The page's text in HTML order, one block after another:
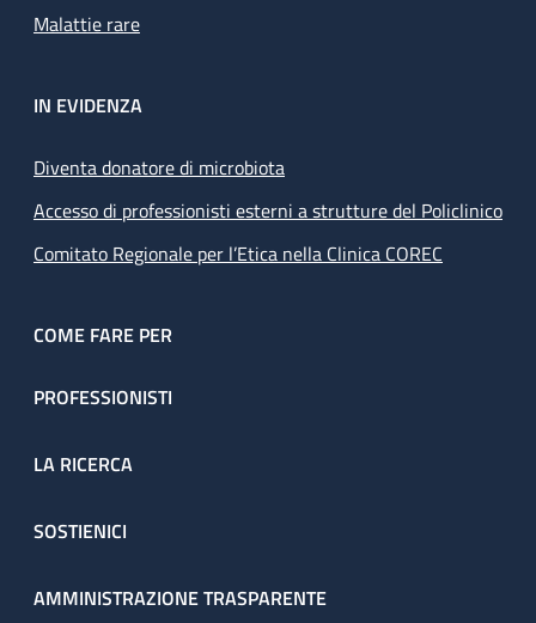
Malattie rare
IN EVIDENZA
Diventa donatore di microbiota
Accesso di professionisti esterni a strutture del Policlinico
Comitato Regionale per l’Etica nella Clinica COREC
COME FARE PER
PROFESSIONISTI
LA RICERCA
SOSTIENICI
AMMINISTRAZIONE TRASPARENTE